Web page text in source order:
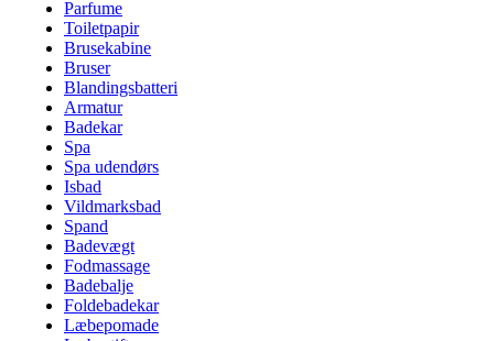
Parfume
Toiletpapir
Brusekabine
Bruser
Blandingsbatteri
Armatur
Badekar
Spa
Spa udendørs
Isbad
Vildmarksbad
Spand
Badevægt
Fodmassage
Badebalje
Foldebadekar
Læbepomade